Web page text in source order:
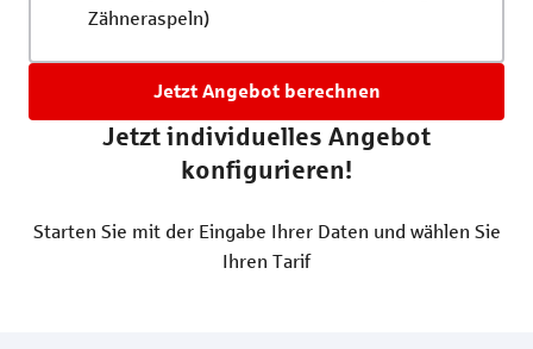
Zähneraspeln)
Jetzt Angebot berechnen
Jetzt individuelles Angebot
konfigurieren!
Starten Sie mit der Eingabe Ihrer Daten und wählen Sie
Ihren Tarif